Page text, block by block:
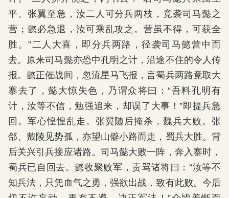
平、张翼至急，汝二人可分兵两枝，竟袭司马懿之
营；懿必急退，汝可乘乱攻之。营虽不得，可获全
胜。”二人大喜，即分兵两路，径袭司马懿营中而
去。原来司马懿亦恐中孔明之计，沿途不住的令人传
报。懿正催战间，忽流星马飞报，言蜀兵两路竟取大
寨去了，懿大惊失色，乃谓众将曰：“吾料孔明有
计，汝等不信，勉强追来，却误了大事！”即提兵急
回。军心惶惶乱走。张翼随后掩杀，魏兵大败。张
郃、戴陵见势孤，亦望山僻小路而走，蜀兵大胜。背
后关兴引兵接应诸路。司马懿大败一阵，奔入寨时，
蜀兵已自回去。懿收聚败军，责骂诸将曰：“汝等不
知兵法，只凭血气之勇，强欲出战，致有此败。今后